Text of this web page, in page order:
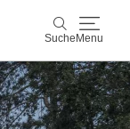
Suche Menu
Suche